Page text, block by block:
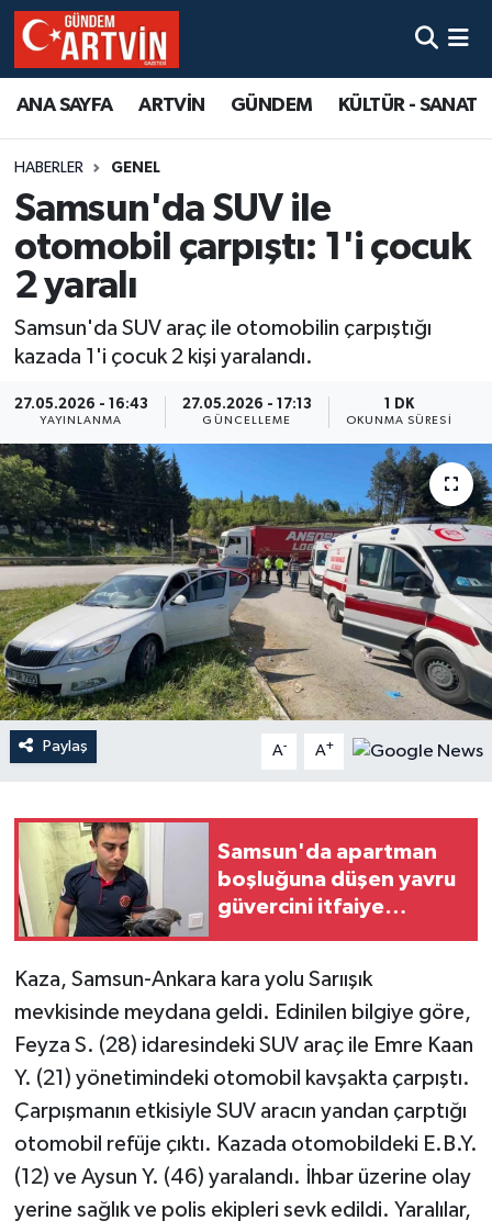
ANA SAYFA ARTVİN GÜNDEM KÜLTÜR - SANAT
HABERLER GENEL
Samsun'da SUV ile
otomobil çarpıştı: 1'i çocuk
2 yaralı
Samsun'da SUV araç ile otomobilin çarpıştığı
kazada 1'i çocuk 2 kişi yaralandı.
27.05.2026 - 16:43
YAYINLANMA
27.05.2026 - 17:13
GÜNCELLEME
1 DK
OKUNMA SÜRESI
Paylaş A- A+
Samsun'da apartman
boşluğuna düşen yavru
güvercini itfaiye
Kaza, Samsun-Ankara kara yolu Sarıışık
mevkisinde meydana geldi. Edinilen bilgiye göre,
Feyza S. (28) idaresindeki SUV araç ile Emre Kaan
Y. (21) yönetimindeki otomobil kavşakta çarpıştı.
Çarpışmanın etkisiyle SUV aracın yandan çarptığı
otomobil refüje çıktı. Kazada otomobildeki E.B.Y.
(12) ve Aysun Y. (46) yaralandı. İhbar üzerine olay
yerine sağlık ve polis ekipleri sevk edildi. Yaralılar,